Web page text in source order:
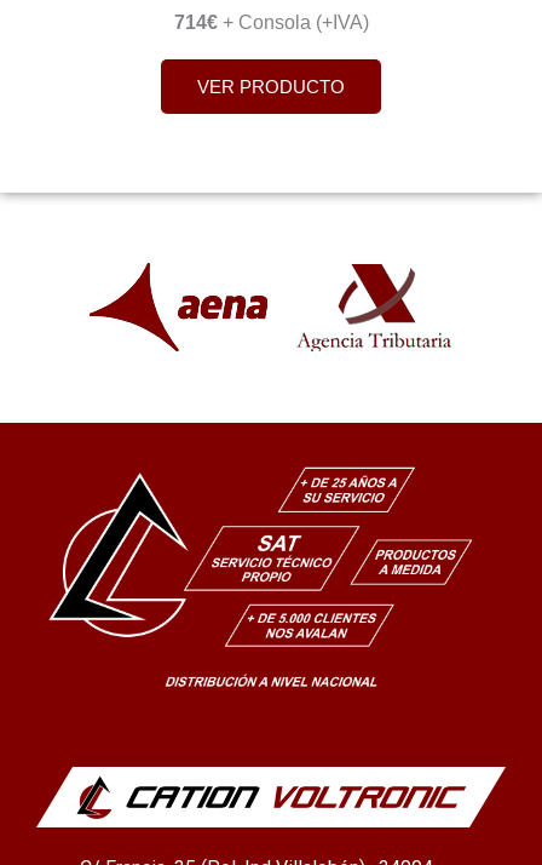
714€+ Consola (+IVA)
VER PRODUCTO